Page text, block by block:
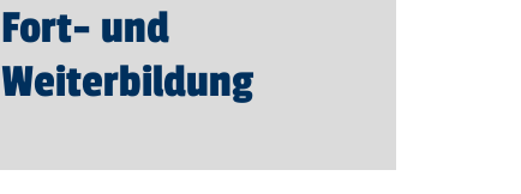
Fort- und
Weiterbildung